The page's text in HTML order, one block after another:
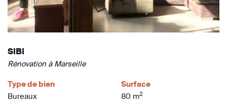
SIBI
Rénovation à Marseille
Type de bien
Bureaux
Surface
80 m2